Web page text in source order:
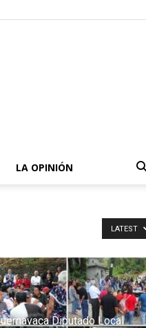
LA OPINIÓN
LATEST
Diputado Local